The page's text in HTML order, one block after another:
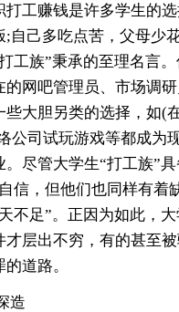
工赚钱是许多学生的选
;自己多吃点苦，父母少
工族”秉承的至理名言
的网吧管理员、市场调
些大胆另类的选择，如(
公司试玩游戏等都成为
尽管大学生“打工族”
信，但他们也同样有着
不足”。正因为如此，
才层出不穷，有的甚至
道路。
造